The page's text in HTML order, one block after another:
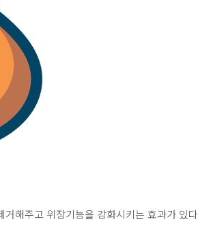
거해주고 위장기능을 강화시키는 효과가 있